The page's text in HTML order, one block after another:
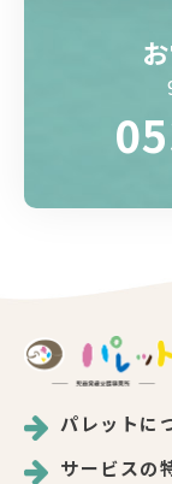
パレットに
サービスの